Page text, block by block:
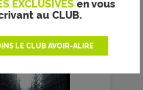
EXCLUSIVES en vous
au CLUB.
LE CLUB AVOIR-ALIRE